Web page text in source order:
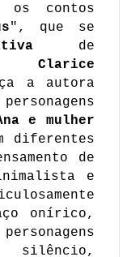
contos
", que se
de
Clarice
a autora
e mulher
diferentes
de
e
onírico,
silêncio,